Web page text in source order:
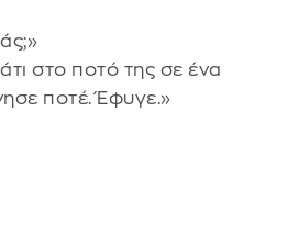
στο ποτό της σε ένα
ποτέ. Έφυγε.»